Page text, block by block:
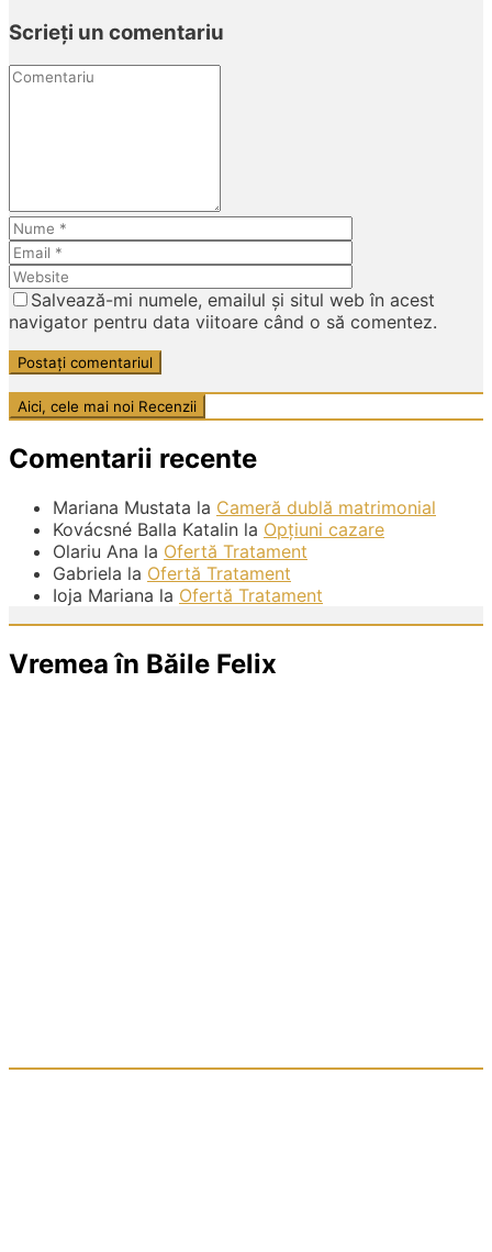
Scrieți un comentariu
Comentariu
Nume
Email
Website
Salvează-mi numele, emailul și situl web în acest
navigator pentru data viitoare când o să comentez.
Comentarii recente
Mariana Mustata la Cameră dublă matrimonial
Kovácsné Balla Katalin la Opțiuni cazare
Olariu Ana la Ofertă Tratament
Gabriela la Ofertă Tratament
Ioja Mariana la Ofertă Tratament
Vremea în Băile Felix